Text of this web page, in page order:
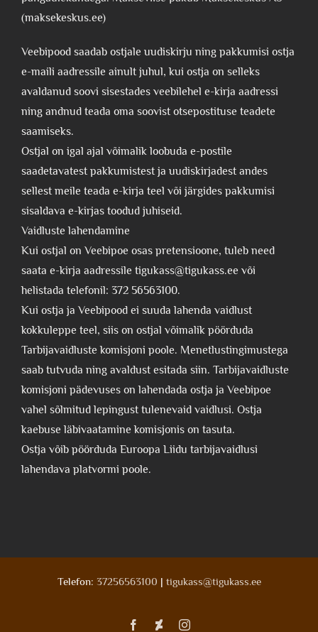
(maksekeskus.ee)
Veebipood saadab ostjale uudiskirju ning pakkumisi ostja
e-maili aadressile ainult juhul, kui ostja on selleks
avaldanud soovi sisestades veebilehel e-kirja aadressi
ning andnud teada oma soovist otsepostituse teadete
saamiseks.
Ostjal on igal ajal võimalik loobuda e-postile
saadetavatest pakkumistest ja uudiskirjadest andes
sellest meile teada e-kirja teel või järgides pakkumisi
sisaldava e-kirjas toodud juhiseid.
Vaidluste lahendamine
Kui ostjal on Veebipoe osas pretensioone, tuleb need
saata e-kirja aadressile tigukass@tigukass.ee või
helistada telefonil: 372 56563100.
Kui ostja ja Veebipood ei suuda lahenda vaidlust
kokkuleppe teel, siis on ostjal võimalik pöörduda
Tarbijavaidluste komisjoni poole. Menetlustingimustega
saab tutvuda ning avaldust esitada siin. Tarbijavaidluste
komisjoni pädevuses on lahendada ostja ja Veebipoe
vahel sõlmitud lepingust tulenevaid vaidlusi. Ostja
kaebuse läbivaatamine komisjonis on tasuta.
Ostja võib pöörduda Euroopa Liidu tarbijavaidlusi
lahendava platvormi poole.
Telefon: 37256563100 | tigukass@tigukass.ee
FacebookDeviantartInstagram